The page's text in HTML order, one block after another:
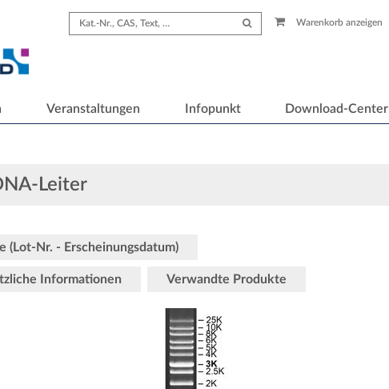
Warenkorb anzeigen
Veranstaltungen Infopunkt Download-Center
Leiter
(Lot-Nr. - Erscheinungsdatum)
Informationen Verwandte Produkte